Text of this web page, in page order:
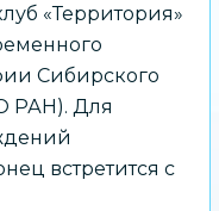
«Территория»
Сибирского
РАН). Для
встретится с